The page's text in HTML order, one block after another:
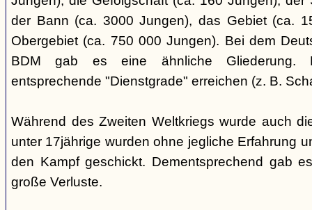
der Bann (ca. 3000 Jungen), das Gebiet (ca.
Obergebiet (ca. 750 000 Jungen). Bei dem
BDM gab es eine ähnliche Gliederung.
entsprechende "Dienstgrade" erreichen (z. B.
Während des Zweiten Weltkriegs wurde auch
unter 17jährige wurden ohne jegliche Erfahrung
den Kampf geschickt. Dementsprechend gab
große Verluste.